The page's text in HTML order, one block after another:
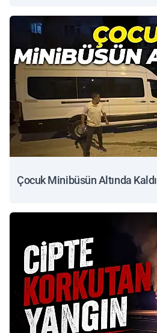
Çocuk Minibüsün Altında Kaldı